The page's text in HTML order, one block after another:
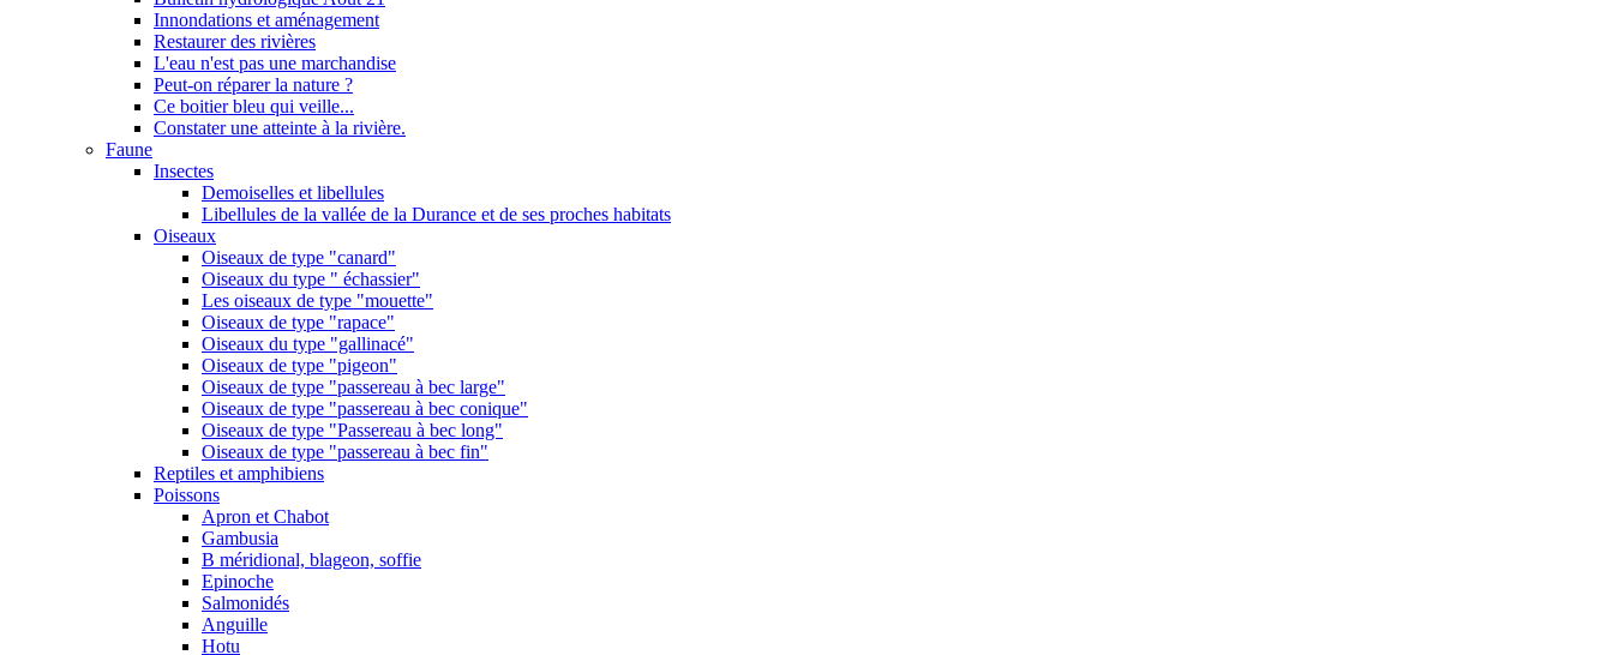
Innondations et aménagement
Restaurer des rivières
L'eau n'est pas une marchandise
Peut-on réparer la nature ?
Ce boitier bleu qui veille...
Constater une atteinte à la rivière.
Faune
Insectes
Demoiselles et libellules
Libellules de la vallée de la Durance et de ses proches habitats
Oiseaux
Oiseaux de type "canard"
Oiseaux du type " échassier"
Les oiseaux de type "mouette"
Oiseaux de type "rapace"
Oiseaux du type "gallinacé"
Oiseaux de type "pigeon"
Oiseaux de type "passereau à bec large"
Oiseaux de type "passereau à bec conique"
Oiseaux de type "Passereau à bec long"
Oiseaux de type "passereau à bec fin"
Reptiles et amphibiens
Poissons
Apron et Chabot
Gambusia
B méridional, blageon, soffie
Epinoche
Salmonidés
Anguille
Hotu